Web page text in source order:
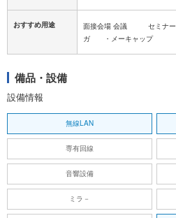
おすすめ用途
面接会場 会議 セミナー
ガ ・メーキャップ
備品・設備
設備情報
無線LAN
専有回線
音響設備
ミラ－